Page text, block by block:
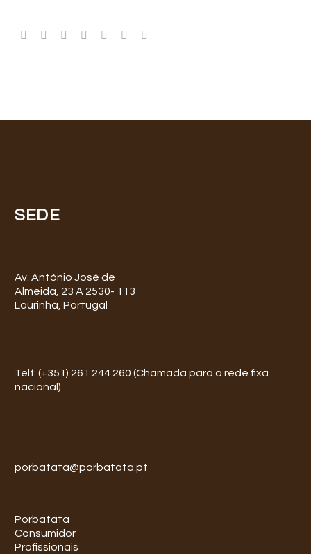
SEDE
Av. António José de
Almeida, 23 A 2530- 113
Lourinhã, Portugal
Telf: (+351) 261 244 260 (Chamada para a rede fixa
nacional)
porbatata@porbatata.pt
Porbatata
Consumidor
Profissionais